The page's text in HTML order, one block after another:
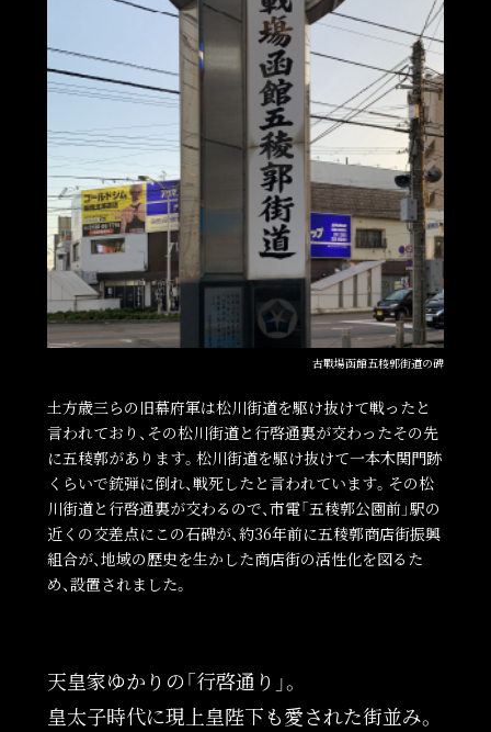
古戰場函館五稜郭街道の碑
土方歳三らの旧幕府軍は松川街道を駆け抜けて戦ったと
言われており、その松川街道と行啓通裏が交わったその先
に五稜郭があります。松川街道を駆け抜けて一本木関門跡
くらいで銃弾に倒れ、戦死したと言われています。その松
川街道と行啓通裏が交わるので、市電「五稜郭公園前」駅の
近くの交差点にこの石碑が、約36年前に五稜郭商店街振興
組合が、地域の歴史を生かした商店街の活性化を図るた
め、設置されました。
天皇家ゆかりの「行啓通り」。
皇太子時代に現上皇陛下も愛された街並み。